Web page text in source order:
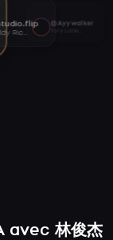
Ricch AI voice
@Ayywalker
林俊杰